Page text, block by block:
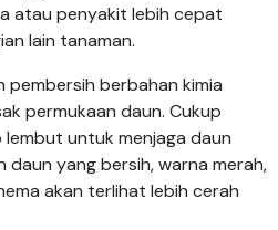
atau penyakit lebih cepat
lain tanaman.
pembersih berbahan kimia
permukaan daun. Cukup
untuk menjaga daun
daun yang bersih, warna merah,
akan terlihat lebih cerah